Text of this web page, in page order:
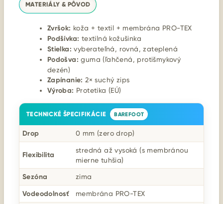
MATERIÁLY & PÔVOD
Zvršok: koža + textil + membrána PRO-TEX
Podšívka: textilná kožušinka
Stielka: vyberateľná, rovná, zateplená
Podošva: guma (ľahčená, protišmykový
dezén)
Zapínanie: 2× suchý zips
Výroba: Protetika (EÚ)
TECHNICKÉ ŠPECIFIKÁCIE BAREFOOT
Drop 0 mm (zero drop)
Flexibilita
stredná až vysoká (s membránou
mierne tuhšia)
Sezóna zima
Vodeodolnosť membrána PRO-TEX